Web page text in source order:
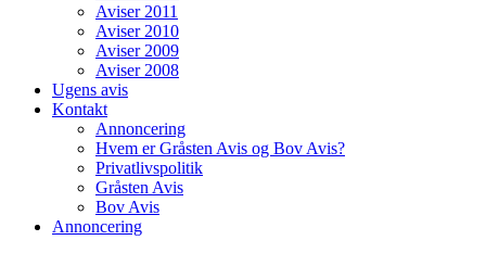
Aviser 2011
Aviser 2010
Aviser 2009
Aviser 2008
Ugens avis
Kontakt
Annoncering
Hvem er Gråsten Avis og Bov Avis?
Privatlivspolitik
Gråsten Avis
Bov Avis
Annoncering